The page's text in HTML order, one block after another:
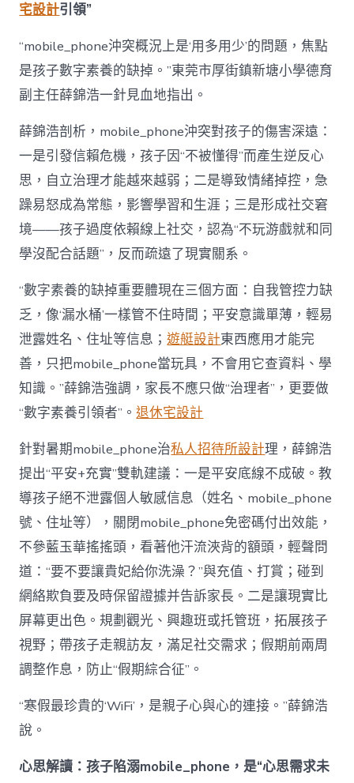
宅設計引領”
“mobile_phone沖突概況上是‘用多用少’的問題，焦點
是孩子數字素養的缺掉。”東莞市厚街鎮新塘小學德育
副主任薛錦浩一針見血地指出。
薛錦浩剖析，mobile_phone沖突對孩子的傷害深遠：
一是引發信賴危機，孩子因“不被懂得”而產生逆反心
思，自立治理才能越來越弱；二是導致情緒掉控，急
躁易怒成為常態，影響學習和生涯；三是形成社交窘
境——孩子過度依賴線上社交，認為“不玩游戲就和同
學沒配合話題”，反而疏遠了現實關系。
“數字素養的缺掉重要體現在三個方面：自我管控力缺
乏，像‘漏水桶’一樣管不住時間；平安意識單薄，輕易
泄露姓名、住址等信息；遊艇設計東西應用才能完
善，只把mobile_phone當玩具，不會用它查資料、學
知識。”薛錦浩強調，家長不應只做“治理者”，更要做
“數字素養引領者”。退休宅設計
針對暑期mobile_phone治私人招待所設計理，薛錦浩
提出“平安+充實”雙軌建議：一是平安底線不成破。教
導孩子絕不泄露個人敏感信息（姓名、mobile_phone
號、住址等），關閉mobile_phone免密碼付出效能，
不參藍玉華搖搖頭，看著他汗流浹背的額頭，輕聲問
道：“要不要讓貴妃給你洗澡？”與充值、打賞；碰到
網絡欺負要及時保留證據并告訴家長。二是讓現實比
屏幕更出色。規劃觀光、興趣班或托管班，拓展孩子
視野；帶孩子走親訪友，滿足社交需求；假期前兩周
調整作息，防止“假期綜合征”。
“寒假最珍貴的‘WiFi’，是親子心與心的連接。”薛錦浩
說。
心思解讀：孩子陷溺mobile_phone，是“心思需求未